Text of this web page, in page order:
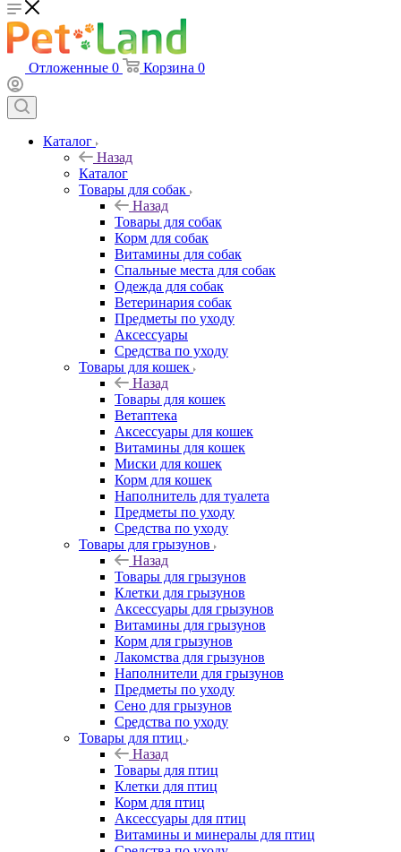
Отложенные 0 Корзина 0
Каталог
Назад
Каталог
Товары для собак
Назад
Товары для собак
Корм для собак
Витамины для собак
Спальные места для собак
Одежда для собак
Ветеринария собак
Предметы по уходу
Аксессуары
Средства по уходу
Товары для кошек
Назад
Товары для кошек
Ветаптека
Аксессуары для кошек
Витамины для кошек
Миски для кошек
Корм для кошек
Наполнитель для туалета
Предметы по уходу
Средства по уходу
Товары для грызунов
Назад
Товары для грызунов
Клетки для грызунов
Аксессуары для грызунов
Витамины для грызунов
Корм для грызунов
Лакомства для грызунов
Наполнители для грызунов
Предметы по уходу
Сено для грызунов
Средства по уходу
Товары для птиц
Назад
Товары для птиц
Клетки для птиц
Корм для птиц
Аксессуары для птиц
Витамины и минералы для птиц